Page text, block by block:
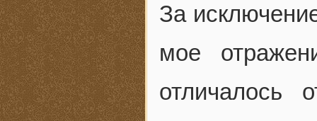
За
мое
отличалось